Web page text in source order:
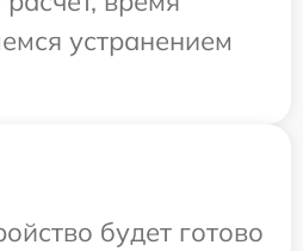
устранением
будет готово